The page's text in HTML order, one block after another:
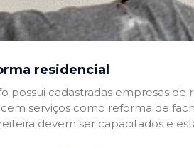
residencial
possui cadastradas empresas
serviços como reforma de
devem ser capacitados e